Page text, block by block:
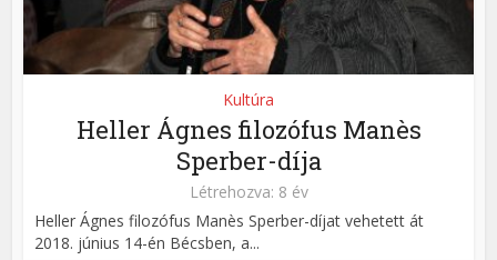
Kultúra
Heller Ágnes filozófus Manès
Sperber-díja
Létrehozva: 8 év
Heller Ágnes filozófus Manès Sperber-díjat vehetett át
2018. június 14-én Bécsben, a...